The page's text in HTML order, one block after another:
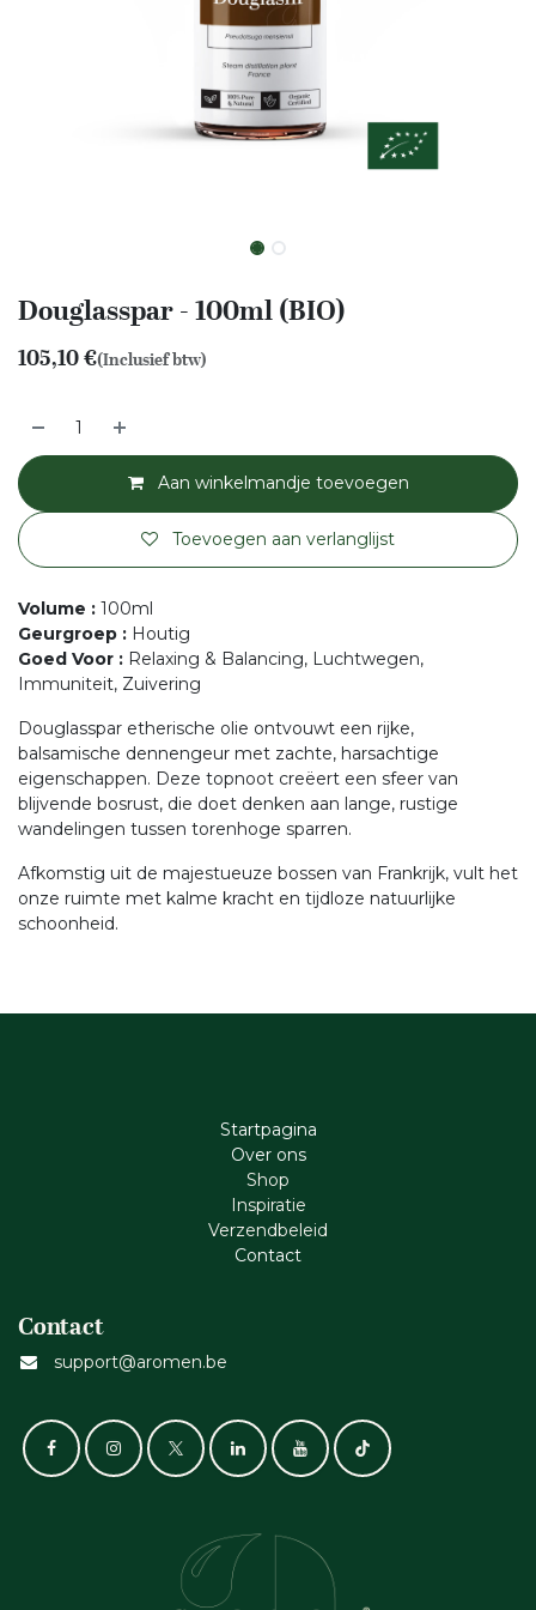
Douglasspar - 100ml (BIO)
105,10€(Inclusief btw)
Aan winkelmandje toevoegen
Toevoegen aan verlanglijst
Volume : 100ml
Geurgroep : Houtig
Goed Voor : Relaxing & Balancing, Luchtwegen,
Immuniteit, Zuivering
Douglasspar etherische olie ontvouwt een rijke,
balsamische dennengeur met zachte, harsachtige
eigenschappen. Deze topnoot creëert een sfeer van
blijvende bosrust, die doet denken aan lange, rustige
wandelingen tussen torenhoge sparren.
Afkomstig uit de majestueuze bossen van Frankrijk, vult het
onze ruimte met kalme kracht en tijdloze natuurlijke
schoonheid.
Startpagina
Ove​r​ ons
Shop
Inspiratie
Verzendbeleid
Cont​act
Contact
support@aromen.be